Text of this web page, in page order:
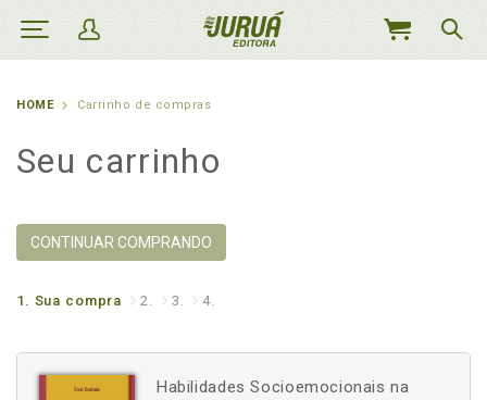
MEU
HOME Carrinho de compras
Seu carrinho
CONTINUAR COMPRANDO
1. Sua compra 2. 3. 4.
Habilidades Socioemocionais na